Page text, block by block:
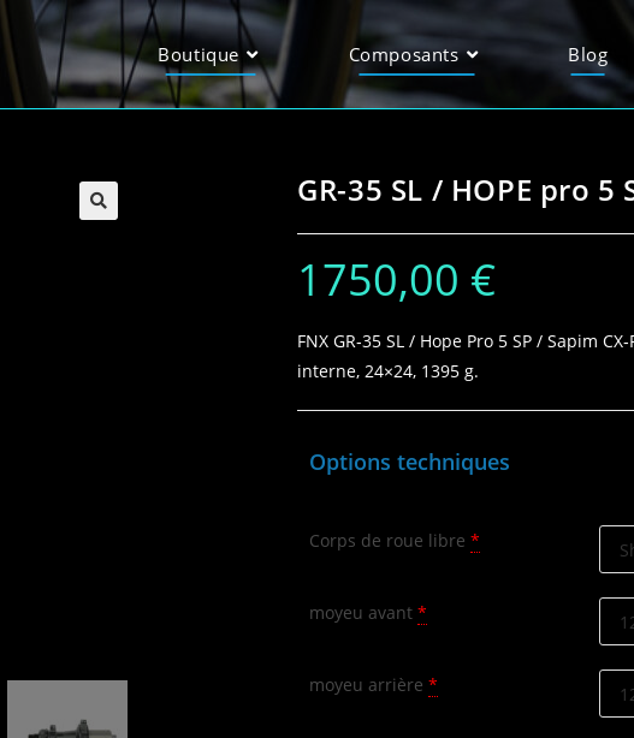
Boutique Composants Blog
GR-35 SL / HOPE pro
1750,00 €
FNX GR‑35 SL / Hope Pro 5 SP / Sapim
interne, 24×24, 1395 g.
Options techniques
Corps de roue libre *
moyeu avant *
moyeu arrière *